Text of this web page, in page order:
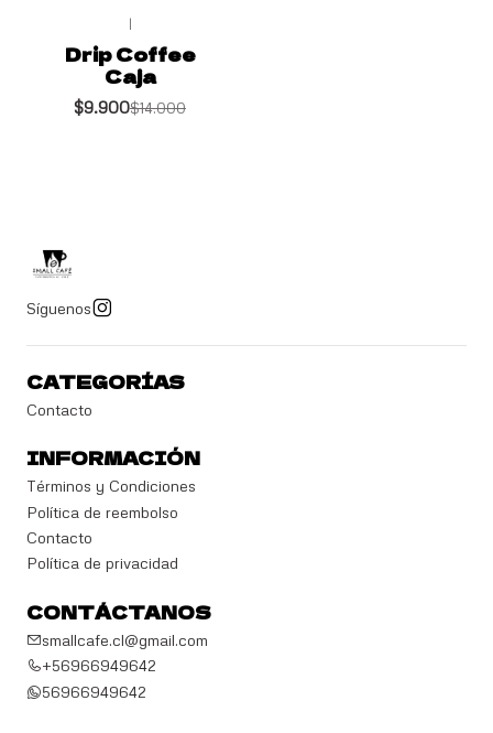
|
Drip Coffee
Caja
$9.900$14.000
Síguenos
CATEGORÍAS
Contacto
INFORMACIÓN
Términos y Condiciones
Política de reembolso
Contacto
Política de privacidad
CONTÁCTANOS
smallcafe.cl@gmail.com
+56966949642
56966949642